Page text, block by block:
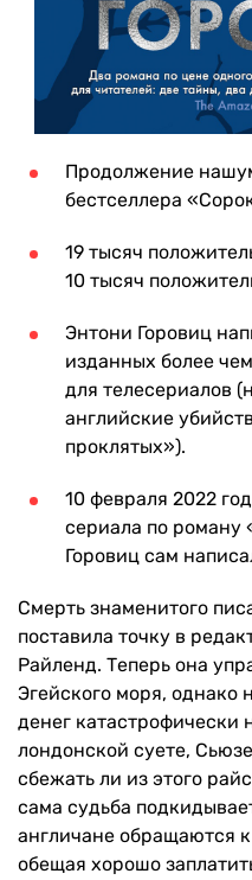
Продолжение
бестселлера
19 тысяч
10 тысяч
Энтони Горовиц
изданных более
для телесериалов
английские
проклятых»).
10 февраля 2022
сериала по
Горовиц сам
Смерть знаменитого
поставила точку в
Райленд. Теперь она
Эгейского моря,
денег катастрофически
лондонской суете,
сбежать ли из этого
сама судьба
англичане обращаются
обещая хорошо